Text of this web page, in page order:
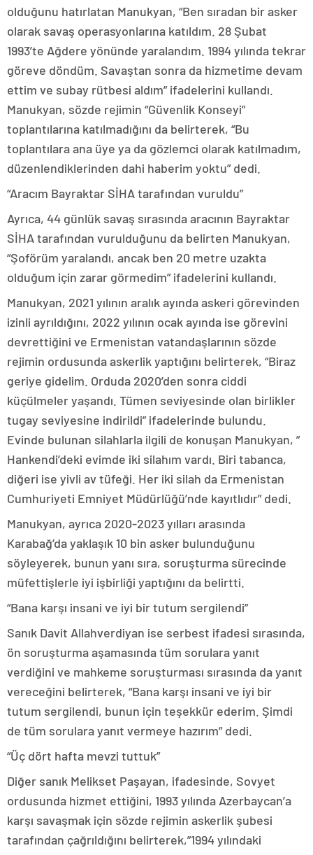
olduğunu hatırlatan Manukyan, “Ben sıradan bir asker
olarak savaş operasyonlarına katıldım. 28 Şubat
1993’te Ağdere yönünde yaralandım. 1994 yılında tekrar
göreve döndüm. Savaştan sonra da hizmetime devam
ettim ve subay rütbesi aldım” ifadelerini kullandı.
Manukyan, sözde rejimin “Güvenlik Konseyi”
toplantılarına katılmadığını da belirterek, “Bu
toplantılara ana üye ya da gözlemci olarak katılmadım,
düzenlendiklerinden dahi haberim yoktu” dedi.
“Aracım Bayraktar SİHA tarafından vuruldu”
Ayrıca, 44 günlük savaş sırasında aracının Bayraktar
SİHA tarafından vurulduğunu da belirten Manukyan,
“Şoförüm yaralandı, ancak ben 20 metre uzakta
olduğum için zarar görmedim” ifadelerini kullandı.
Manukyan, 2021 yılının aralık ayında askeri görevinden
izinli ayrıldığını, 2022 yılının ocak ayında ise görevini
devrettiğini ve Ermenistan vatandaşlarının sözde
rejimin ordusunda askerlik yaptığını belirterek, “Biraz
geriye gidelim. Orduda 2020’den sonra ciddi
küçülmeler yaşandı. Tümen seviyesinde olan birlikler
tugay seviyesine indirildi” ifadelerinde bulundu.
Evinde bulunan silahlarla ilgili de konuşan Manukyan, ”
Hankendi’deki evimde iki silahım vardı. Biri tabanca,
diğeri ise yivli av tüfeği. Her iki silah da Ermenistan
Cumhuriyeti Emniyet Müdürlüğü’nde kayıtlıdır” dedi.
Manukyan, ayrıca 2020-2023 yılları arasında
Karabağ’da yaklaşık 10 bin asker bulunduğunu
söyleyerek, bunun yanı sıra, soruşturma sürecinde
müfettişlerle iyi işbirliği yaptığını da belirtti.
“Bana karşı insani ve iyi bir tutum sergilendi”
Sanık Davit Allahverdiyan ise serbest ifadesi sırasında,
ön soruşturma aşamasında tüm sorulara yanıt
verdiğini ve mahkeme soruşturması sırasında da yanıt
vereceğini belirterek, “Bana karşı insani ve iyi bir
tutum sergilendi, bunun için teşekkür ederim. Şimdi
de tüm sorulara yanıt vermeye hazırım” dedi.
“Üç dört hafta mevzi tuttuk”
Diğer sanık Melikset Paşayan, ifadesinde, Sovyet
ordusunda hizmet ettiğini, 1993 yılında Azerbaycan’a
karşı savaşmak için sözde rejimin askerlik şubesi
tarafından çağrıldığını belirterek,”1994 yılındaki